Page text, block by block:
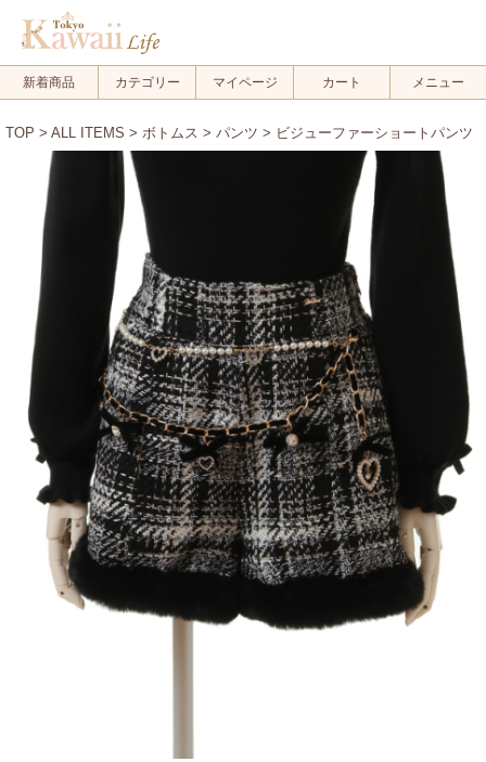
新着商品 カテゴリー マイページ カート メニュー
TOP > ALL ITEMS > ボトムス > パンツ > ビジューファーショートパンツ